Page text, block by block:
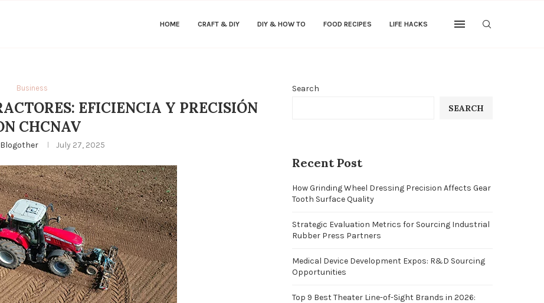
HOME CRAFT & DIY DIY & HOW TO FOOD RECIPES LIFE HACKS
Business
EFICIENCIA Y PRECISIÓN
CHCNAV
Blogother July 27, 2025
Search
SEARCH
Recent Post
How Grinding Wheel Dressing Precision Affects Gear
Tooth Surface Quality
Strategic Evaluation Metrics for Sourcing Industrial
Rubber Press Partners
Medical Device Development Expos: R&D Sourcing
Opportunities
Top 9 Best Theater Line-of-Sight Brands in 2026: